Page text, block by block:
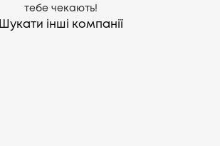
тебе чекають!
Шукати інші компанії